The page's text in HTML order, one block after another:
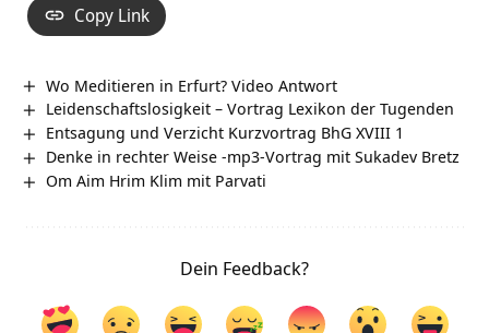
Copy Link
Wo Meditieren in Erfurt? Video Antwort
Leidenschaftslosigkeit – Vortrag Lexikon der Tugenden
Entsagung und Verzicht Kurzvortrag BhG XVIII 1
Denke in rechter Weise -mp3-Vortrag mit Sukadev Bretz
Om Aim Hrim Klim mit Parvati
Dein Feedback?